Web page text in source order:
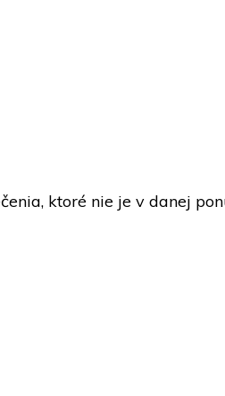
ktoré nie je v danej